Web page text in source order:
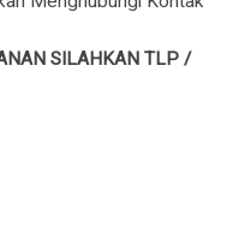
SILAHKAN TLP /